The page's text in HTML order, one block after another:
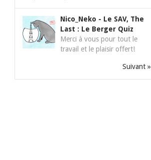
Nico_Neko - Le SAV, The
Last : Le Berger Quiz
Merci à vous pour tout le
travail et le plaisir offert!
Suivant »